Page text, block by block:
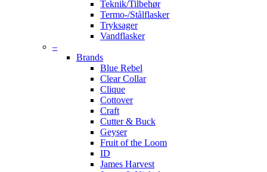
Teknik/Tilbehør
Termo-/Stålflasker
Tryksager
Vandflasker
–
Brands
Blue Rebel
Clear Collar
Clique
Cottover
Craft
Cutter & Buck
Geyser
Fruit of the Loom
ID
James Harvest